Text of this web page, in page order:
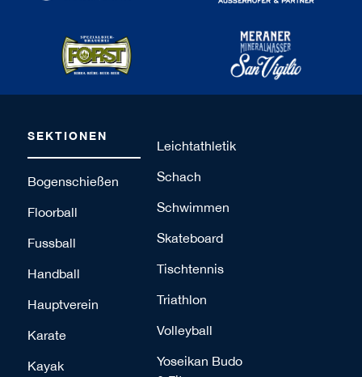
SEKTIONEN
Bogenschießen
Floorball
Fussball
Handball
Hauptverein
Karate
Kayak
Leichtathletik
Schach
Schwimmen
Skateboard
Tischtennis
Triathlon
Volleyball
Yoseikan Budo